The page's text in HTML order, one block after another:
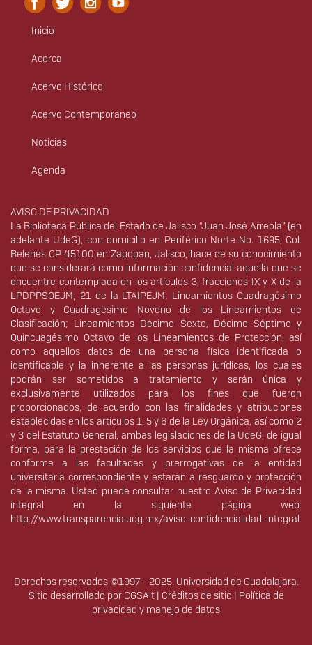
Menú
principal
Inicio
Acerca
Acervo Histórico
Acervo Contemporaneo
Noticias
Agenda
Derechos
AVISO DE PRIVACIDAD
La Biblioteca Pública del Estado de Jalisco “Juan José Arreola” (en
adelante UdeG), con domicilio en Periférico Norte No. 1695, Col.
Belenes CP 45100 en Zapopan, Jalisco, hace de su conocimiento
que se considerará como información confidencial aquella que se
encuentre contemplada en los artículos 3, fracciones IX y X de la
LPDPPSOEJM; 21 de la LTAIPEJM; Lineamientos Cuadragésimo
Octavo y Cuadragésimo Noveno de los Lineamientos de
Clasificación; Lineamientos Décimo Sexto, Décimo Séptimo y
Quincuagésimo Octavo de los Lineamientos de Protección, así
como aquellos datos de una persona física identificada o
identificable y la inherente a las personas jurídicas, los cuales
podrán ser sometidos a tratamiento y serán única y
exclusivamente utilizados para los fines que fueron
proporcionados, de acuerdo con las finalidades y atribuciones
establecidas en los artículos 1, 5 y 6 de la Ley Orgánica, así como 2
y 3 del Estatuto General, ambas legislaciones de la UdeG, de igual
forma, para la prestación de los servicios que la misma ofrece
conforme a las facultades y prerrogativas de la entidad
universitaria correspondiente y estarán a resguardo y protección
de la misma. Usted puede consultar nuestro Aviso de Privacidad
integral en la siguiente página web:
http://www.transparencia.udg.mx/aviso-confidencialidad-integral
Derechos reservados ©1997 - 2025. Universidad de Guadalajara.
Sitio desarrollado por CGSAit| Créditos de sitio | Política de
privacidad y manejo de datos